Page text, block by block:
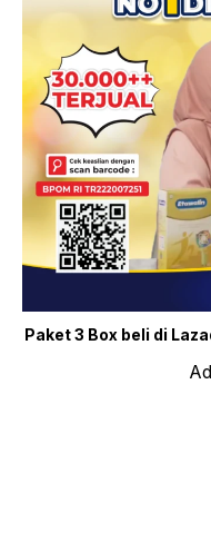
Paket 3 Box beli di